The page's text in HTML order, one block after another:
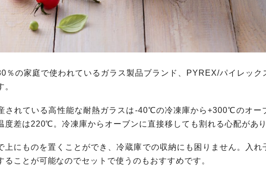
％の家庭で使われているガラス製品ブランド、PYREX/パイレック
されている高性能な耐熱ガラスは-40℃の冷凍庫から+300℃のオー
度差は220℃。冷凍庫からオーブンに直接移しても割れる心配があり
上にものを置くことができ、冷蔵庫での収納にも困りません。入れ
ることが可能なのでセットで使うのもおすすめです。